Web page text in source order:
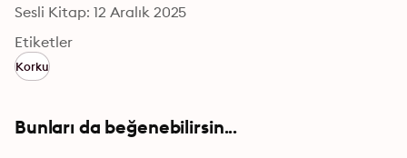
Sesli Kitap: 12 Aralık 2025
Etiketler
Korku
Bunları da beğenebilirsin...